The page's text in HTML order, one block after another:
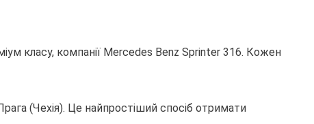
класу, компанії Mercedes Benz Sprinter 316. Кожен
(Чехія). Це найпростіший спосіб отримати